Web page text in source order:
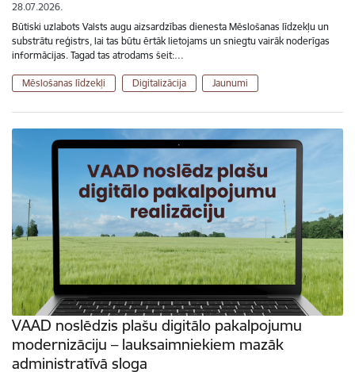
28.07.2026.
Būtiski uzlabots Valsts augu aizsardzības dienesta Mēslošanas līdzekļu un
substrātu reģistrs, lai tas būtu ērtāk lietojams un sniegtu vairāk noderīgas
informācijas. Tagad tas atrodams šeit:…
Mēslošanas līdzekļi Digitalizācija Jaunumi
VAAD noslēdzis plašu digitālo pakalpojumu
modernizāciju – lauksaimniekiem mazāk
administratīvā sloga